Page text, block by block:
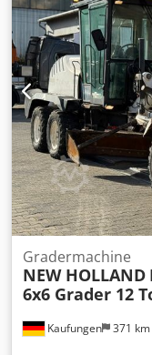
Kaufungen 371 km
Gradermachine
NEW HOLLAND
6x6 Grader 12